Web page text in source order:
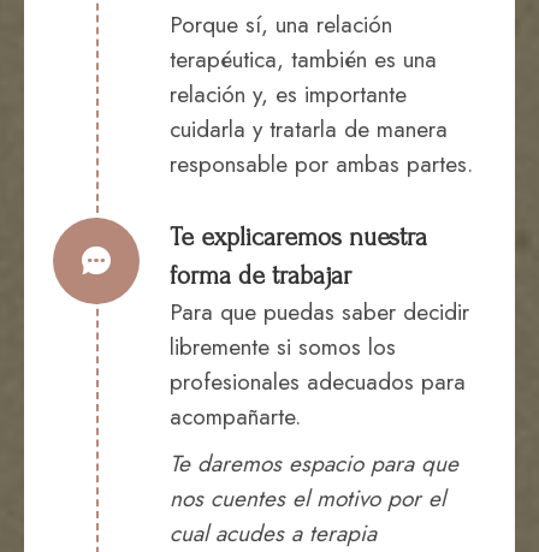
Porque sí, una relación
terapéutica, también es una
relación y, es importante
cuidarla y tratarla de manera
responsable por ambas partes.
Te explicaremos nuestra
forma de trabajar
Para que puedas saber decidir
libremente si somos los
profesionales adecuados para
acompañarte.
Te daremos espacio para que
nos cuentes el motivo por el
cual acudes a terapia